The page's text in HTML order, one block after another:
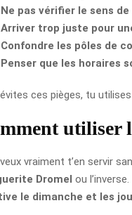
Ne pas vérifier le sens
Arriver trop juste pour
Confondre les pôles de
Penser que les horaires
ces pièges, tu
utiliser
vraiment t’en servir
Dromel ou
le dimanche et les